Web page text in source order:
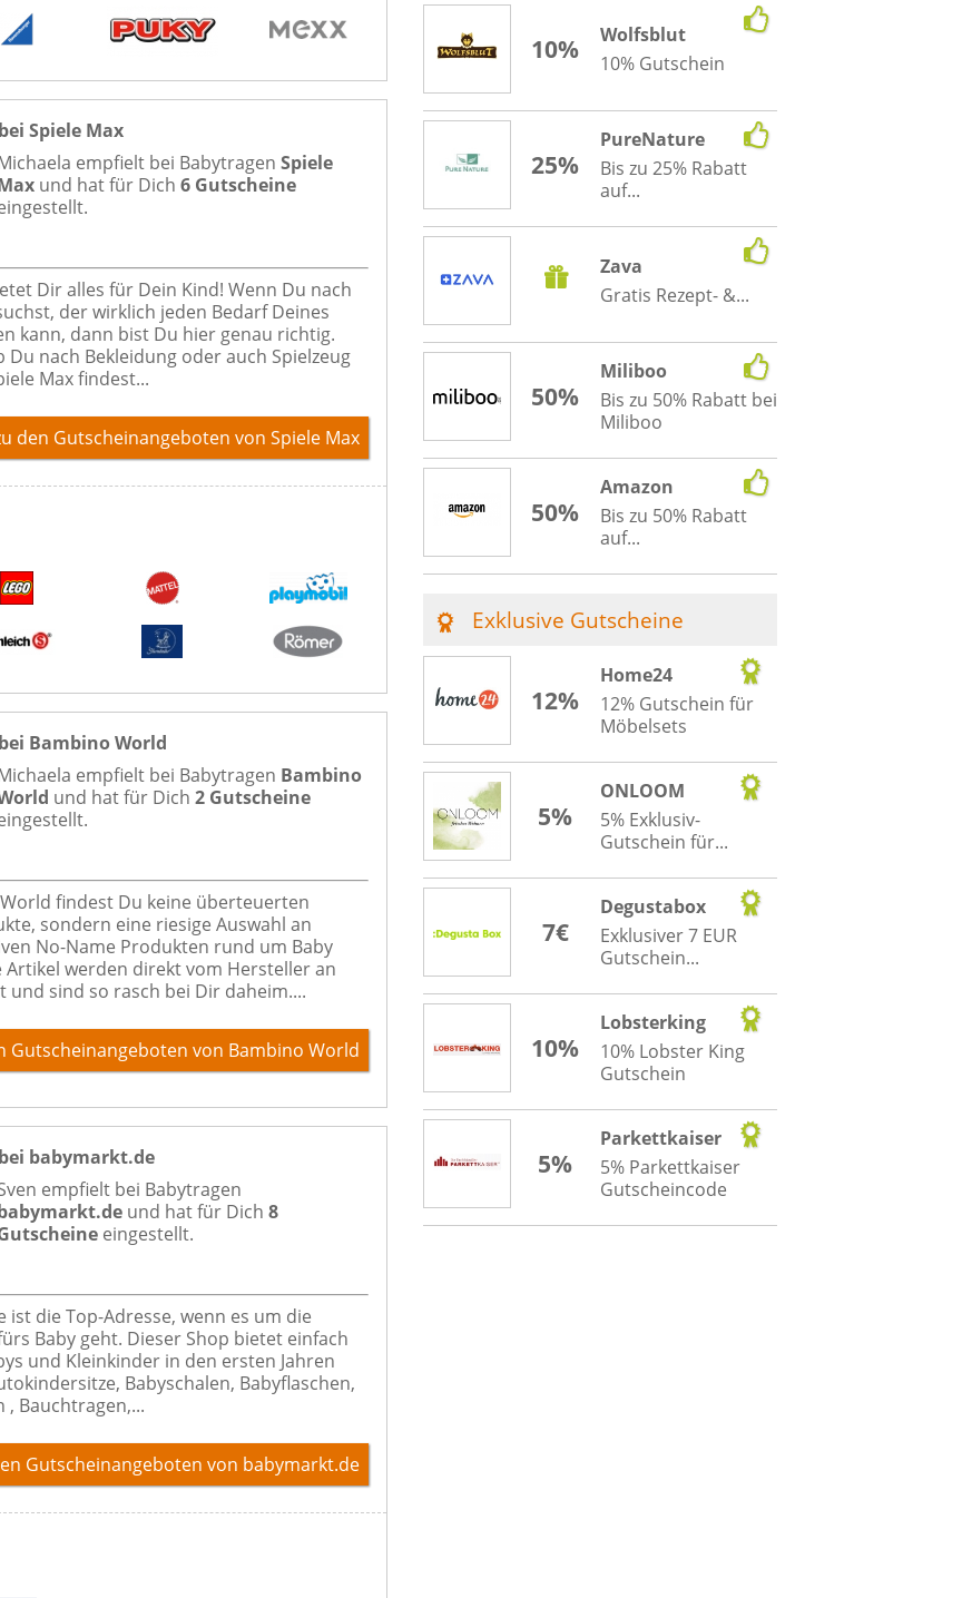
Spiele Max
empfielt bei Babytragen Spiele
und hat für Dich 6 Gutscheine
Dir alles für Dein Kind! Wenn Du nach
der wirklich jeden Bedarf Deines
kann, dann bist Du hier genau richtig.
Du nach Bekleidung oder auch Spielzeug
Max findest...
den Gutscheinangeboten von Spiele Max
Bambino World
empfielt bei Babytragen Bambino
und hat für Dich 2 Gutscheine
findest Du keine überteuerten
sondern eine riesige Auswahl an
No-Name Produkten rund um Baby
Artikel werden direkt vom Hersteller an
und sind so rasch bei Dir daheim....
Gutscheinangeboten von Bambino World
babymarkt.de
empfielt bei Babytragen
und hat für Dich 8
eingestellt.
ist die Top-Adresse, wenn es um die
Baby geht. Dieser Shop bietet einfach
und Kleinkinder in den ersten Jahren
Babyschalen, Babyflaschen,
, Bauchtragen,...
Gutscheinangeboten von babymarkt.de
10%
Wolfsblut
10% Gutschein
25%
PureNature
Bis zu 25% Rabatt
auf...
Zava
Gratis Rezept- &...
50%
Miliboo
Bis zu 50% Rabatt bei
Miliboo
50%
Amazon
Bis zu 50% Rabatt
auf...
Exklusive Gutscheine
12%
Home24
12% Gutschein für
Möbelsets
5%
ONLOOM
5% Exklusiv-
Gutschein für...
7€
Degustabox
Exklusiver 7 EUR
Gutschein...
10%
Lobsterking
10% Lobster King
Gutschein
5%
Parkettkaiser
5% Parkettkaiser
Gutscheincode